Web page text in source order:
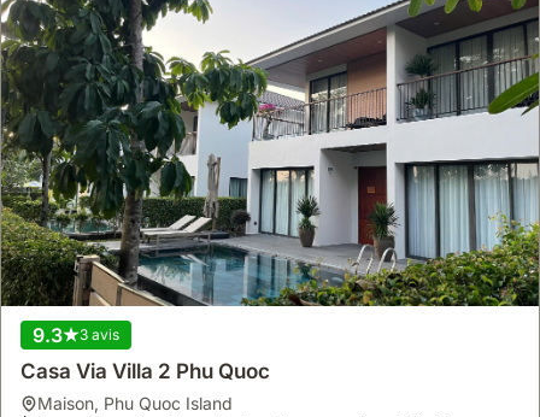
9.3 3 avis
Casa Via Villa 2 Phu Quoc
maison, Phu Quoc Island